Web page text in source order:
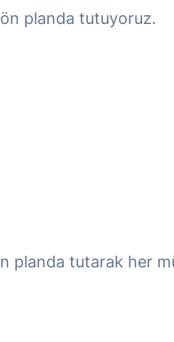
planda tutuyoruz.
planda tutarak her